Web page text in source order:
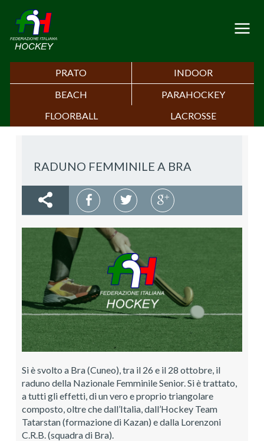
PRATO
INDOOR
BEACH
PARAHOCKEY
FLOORBALL
LACROSSE
RADUNO FEMMINILE A BRA
Si è svolto a Bra (Cuneo), tra il 26 e il 28 ottobre, il
raduno della Nazionale Femminile Senior. Si è trattato,
a tutti gli effetti, di un vero e proprio triangolare
composto, oltre che dall’Italia, dall’Hockey Team
Tatarstan (formazione di Kazan) e dalla Lorenzoni
C.R.B. (squadra di Bra).